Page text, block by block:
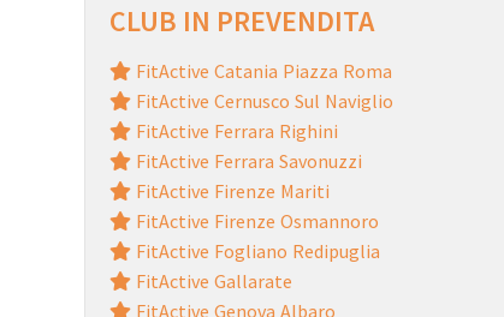
CLUB IN PREVENDITA
FitActive Catania Piazza Roma
FitActive Cernusco Sul Naviglio
FitActive Ferrara Righini
FitActive Ferrara Savonuzzi
FitActive Firenze Mariti
FitActive Firenze Osmannoro
FitActive Fogliano Redipuglia
FitActive Gallarate
FitActive Genova Albaro